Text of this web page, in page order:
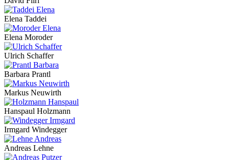
Elena Taddei
Elena Moroder
Ulrich Schaffer
Barbara Prantl
Markus Neuwirth
Hanspaul Holzmann
Irmgard Windegger
Andreas Lehne